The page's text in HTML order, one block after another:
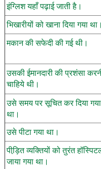
इंग्लिश यहाँ पढ़ाई जाती है।
भिखारीयों को खाना दिया गया था।
मकान की सफेदी की गई थी।
उसकी ईमानदारी की प्रशंसा
चाहिये थी।
उसे समय पर सूचित कर दिया गया
था।
उसे पीटा गया था।
पीड़ि़त व्यक्तियों को तुरंत
जाया गया था।